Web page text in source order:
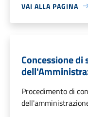
VAI ALLA PAGINA
Concessione
Procedimento di